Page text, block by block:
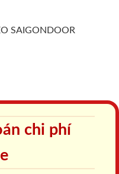
SAIGONDOOR
chi phí